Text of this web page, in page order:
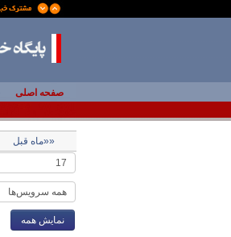
صفحه اصلی
««ماه قبل
نمایش همه